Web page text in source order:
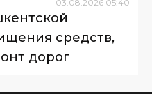
03 08 2026 05:40
средств,
дорог